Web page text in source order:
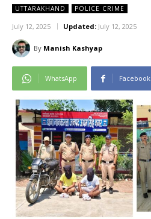
UTTARAKHAND POLICE CRIME
July 12, 2025 Updated: July 12, 2025
By Manish Kashyap
WhatsApp Facebook